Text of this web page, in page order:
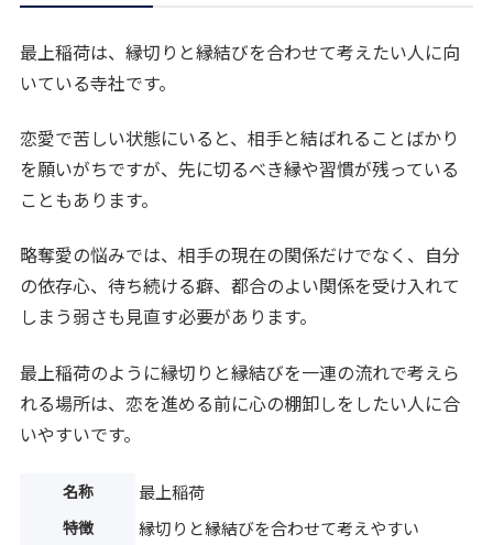
最上稲荷は、縁切りと縁結びを合わせて考えたい人に向
いている寺社です。
恋愛で苦しい状態にいると、相手と結ばれることばかり
を願いがちですが、先に切るべき縁や習慣が残っている
こともあります。
略奪愛の悩みでは、相手の現在の関係だけでなく、自分
の依存心、待ち続ける癖、都合のよい関係を受け入れて
しまう弱さも見直す必要があります。
最上稲荷のように縁切りと縁結びを一連の流れで考えら
れる場所は、恋を進める前に心の棚卸しをしたい人に合
いやすいです。
名称 最上稲荷
特徴 縁切りと縁結びを合わせて考えやすい